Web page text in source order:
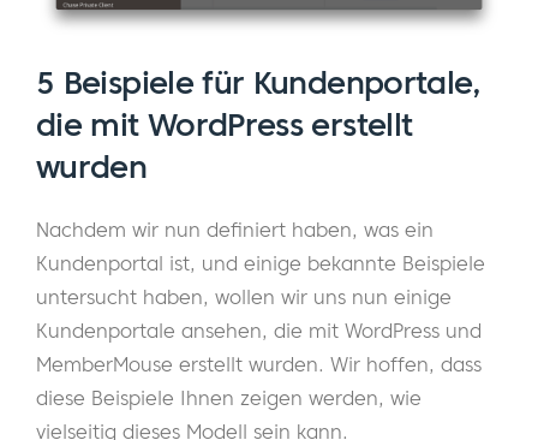
5 Beispiele für Kundenportale,
die mit WordPress erstellt
wurden
Nachdem wir nun definiert haben, was ein
Kundenportal ist, und einige bekannte Beispiele
untersucht haben, wollen wir uns nun einige
Kundenportale ansehen, die mit WordPress und
MemberMouse erstellt wurden. Wir hoffen, dass
diese Beispiele Ihnen zeigen werden, wie
vielseitig dieses Modell sein kann.